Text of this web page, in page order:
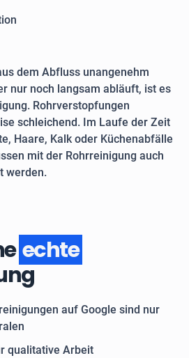
dem Abfluss unangenehm
nur noch langsam abläuft, ist es
Rohrverstopfungen
schleichend. Im Laufe der Zeit
Haare, Kalk oder Küchenabfälle
mit der Rohrreinigung auch
werden.
echte
auf Google sind nur
qualitative Arbeit